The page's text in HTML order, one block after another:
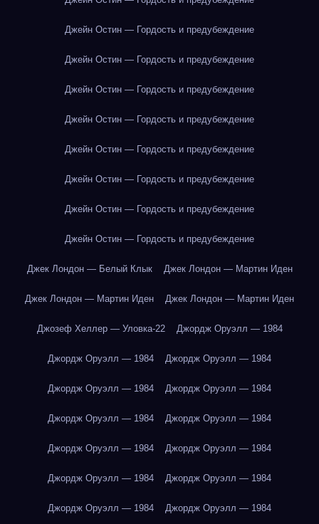
Джейн Остин — Гордость и предубеждение
Джейн Остин — Гордость и предубеждение
Джейн Остин — Гордость и предубеждение
Джейн Остин — Гордость и предубеждение
Джейн Остин — Гордость и предубеждение
Джейн Остин — Гордость и предубеждение
Джейн Остин — Гордость и предубеждение
Джейн Остин — Гордость и предубеждение
Джек Лондон — Белый Клык Джек Лондон — Мартин Иден
Джек Лондон — Мартин Иден Джек Лондон — Мартин Иден
Джозеф Хеллер — Уловка-22 Джордж Оруэлл — 1984
Джордж Оруэлл — 1984 Джордж Оруэлл — 1984
Джордж Оруэлл — 1984 Джордж Оруэлл — 1984
Джордж Оруэлл — 1984 Джордж Оруэлл — 1984
Джордж Оруэлл — 1984 Джордж Оруэлл — 1984
Джордж Оруэлл — 1984 Джордж Оруэлл — 1984
Джордж Оруэлл — 1984 Джордж Оруэлл — 1984